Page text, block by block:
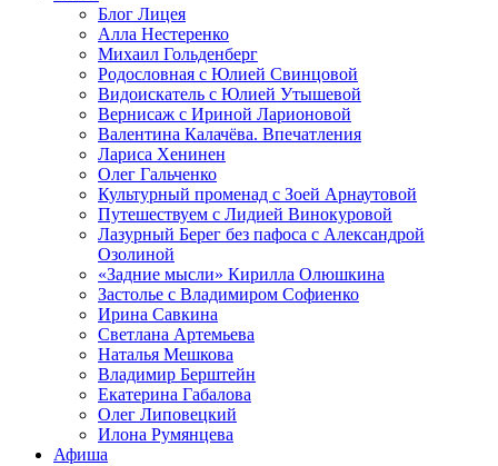
Блог Лицея
Алла Нестеренко
Михаил Гольденберг
Родословная с Юлией Свинцовой
Видоискатель с Юлией Утышевой
Вернисаж с Ириной Ларионовой
Валентина Калачёва. Впечатления
Лариса Хенинен
Олег Гальченко
Культурный променад с Зоей Арнаутовой
Путешествуем с Лидией Винокуровой
Лазурный Берег без пафоса с Александрой
Озолиной
«Задние мысли» Кирилла Олюшкина
Застолье с Владимиром Софиенко
Ирина Савкина
Светлана Артемьева
Наталья Мешкова
Владимир Берштейн
Екатерина Габалова
Олег Липовецкий
Илона Румянцева
Афиша